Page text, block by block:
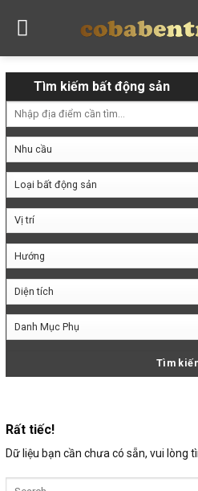
Rất tiếc!
Dữ liệu bạn cần chưa có sẵn, vui lòng
Tìm kiếm bất động sản